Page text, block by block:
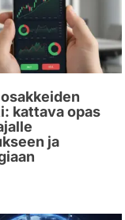
kattava opas
ja